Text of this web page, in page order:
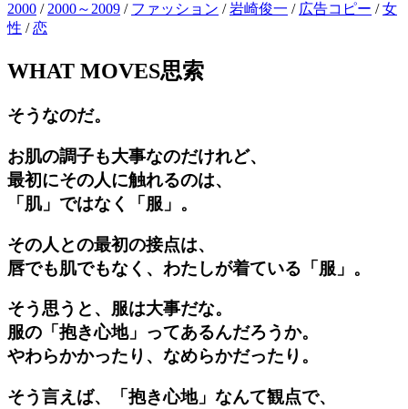
2000 / 2000～2009 / ファッション /岩崎俊一 / 広告コピー /女
性 /恋
WHAT MOVES思索
そうなのだ。
お肌の調子も大事なのだけれど、
最初にその人に触れるのは、
「肌」ではなく「服」。
その人との最初の接点は、
唇でも肌でもなく、わたしが着ている「服」。
そう思うと、服は大事だな。
服の「抱き心地」ってあるんだろうか。
やわらかかったり、なめらかだったり。
そう言えば、「抱き心地」なんて観点で、